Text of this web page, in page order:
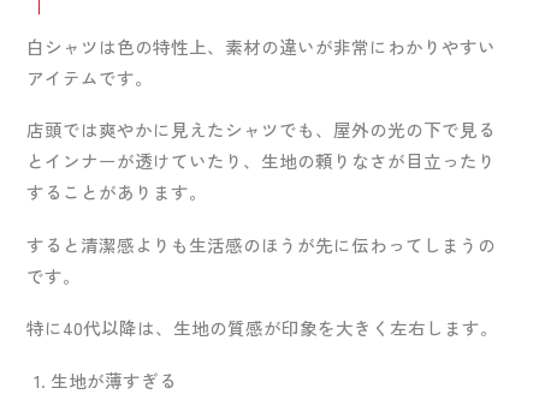
白シャツは色の特性上、素材の違いが非常にわかりやすい
アイテムです。
店頭では爽やかに見えたシャツでも、屋外の光の下で見る
とインナーが透けていたり、生地の頼りなさが目立ったり
することがあります。
すると清潔感よりも生活感のほうが先に伝わってしまうの
です。
特に40代以降は、生地の質感が印象を大きく左右します。
生地が薄すぎる